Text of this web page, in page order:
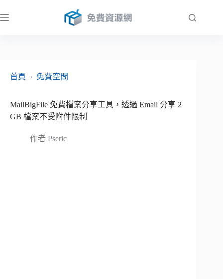
至
首頁
› 免費空間
MailBigFile 免費檔案分享工具，透過 Email 分享 2
GB 檔案不受附件限制
作者 Pseric